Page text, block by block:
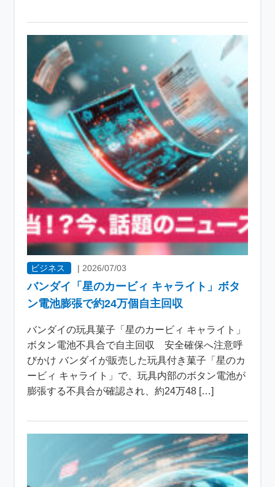
ビジネス |2026/07/03
バンダイ「星のカービィ キャライト」ボタ
ン電池膨張で約24万個自主回収
バンダイの玩具菓子「星のカービィ キャライト」
ボタン電池不具合で自主回収 安全確保へ注意呼
びかけ バンダイが販売した玩具付き菓子「星のカ
ービィ キャライト」で、玩具内部のボタン電池が
膨張する不具合が確認され、約24万48 […]